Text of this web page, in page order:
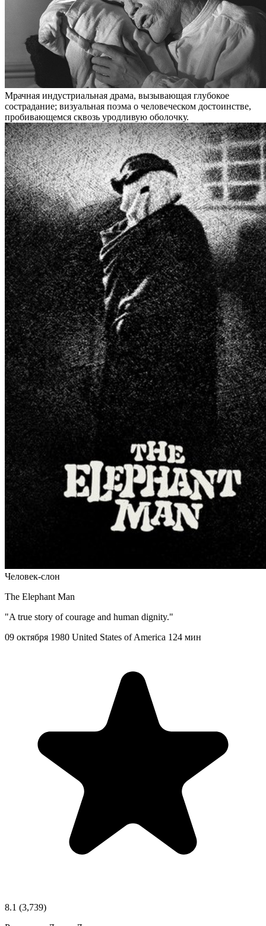
Мрачная индустриальная драма, вызывающая глубокое
сострадание; визуальная поэма о человеческом достоинстве,
пробивающемся сквозь уродливую оболочку.
Человек-слон
The Elephant Man
"A true story of courage and human dignity."
09 октября 1980 United States of America 124 мин
8.1 (3,739)